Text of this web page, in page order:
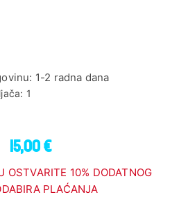
1-2 radna dana
1
15,00 €
OSTVARITE 10% DODATNOG
PLAĆANJA